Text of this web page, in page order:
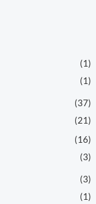
(1)
(1)
(37)
(21)
(16)
(3)
(3)
(1)